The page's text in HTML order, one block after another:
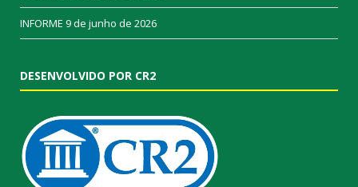
INFORME 9 de junho de 2026
DESENVOLVIDO POR CR2